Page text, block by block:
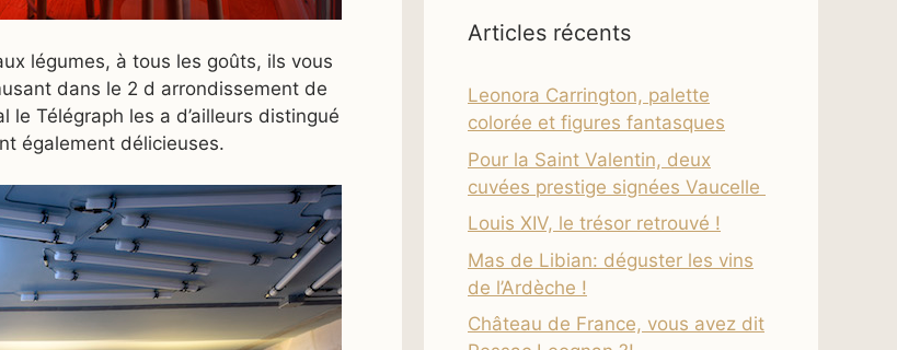
légumes, à tous les goûts, ils vous
dans le 2 d arrondissement de
Télégraph les a d’ailleurs distingué
également délicieuses.
Articles récents
Leonora Carrington, palette
colorée et figures fantasques
Pour la Saint Valentin, deux
cuvées prestige signées Vaucelle
Louis XIV, le trésor retrouvé !
Mas de Libian: déguster les vins
de l’Ardèche !
Château de France, vous avez dit